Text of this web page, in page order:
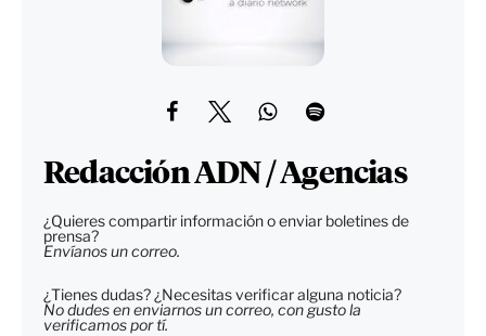
Redacción ADN / Agencias
¿Quieres compartir información o enviar boletines de
prensa?
Envíanos un correo.
¿Tienes dudas? ¿Necesitas verificar alguna noticia?
No dudes en enviarnos un correo, con gusto la
verificamos por tí.